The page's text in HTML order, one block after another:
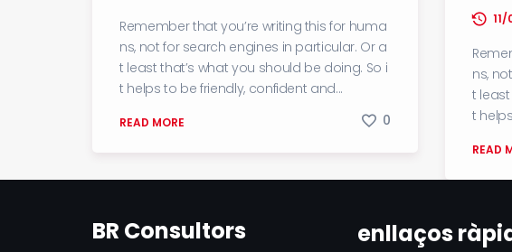
Remember that you’re writing this for huma
ns, not for search engines in particular. Or a
t least that’s what you should be doing. So i
t helps to be friendly, confident and...
READ MORE 0
11/
ns,
t
t
READ
BR Consultors enllaços